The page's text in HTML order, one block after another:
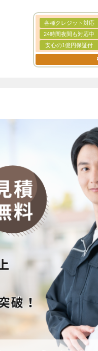
各種クレジット対応
24時間夜間も対応中
安心の1億円保証付